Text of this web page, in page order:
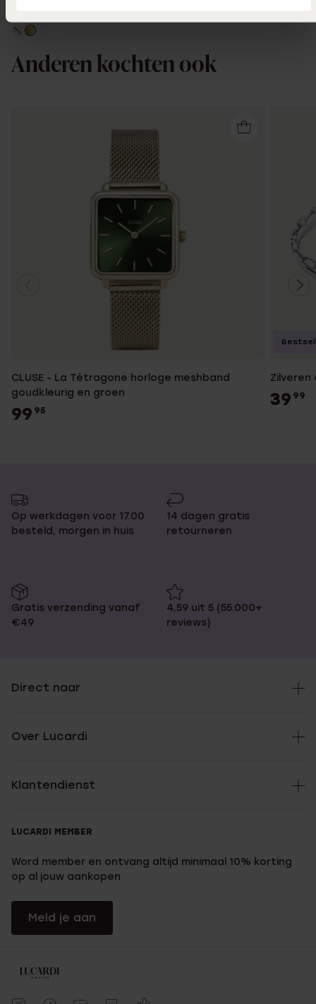
Anderen kochten ook
CLUSE - La Tétragone horloge meshband
goudkleurig en groen
99 95
Zilveren
39 99
Op werkdagen voor 17.00
besteld, morgen in huis
14 dagen gratis
retourneren
Gratis verzending vanaf
€49
4,59 uit 5 (55.000+
reviews)
Direct naar
Over Lucardi
Klantendienst
LUCARDI MEMBER
Word member en ontvang altijd minimaal 10% korting
op al jouw aankopen
Meld je aan